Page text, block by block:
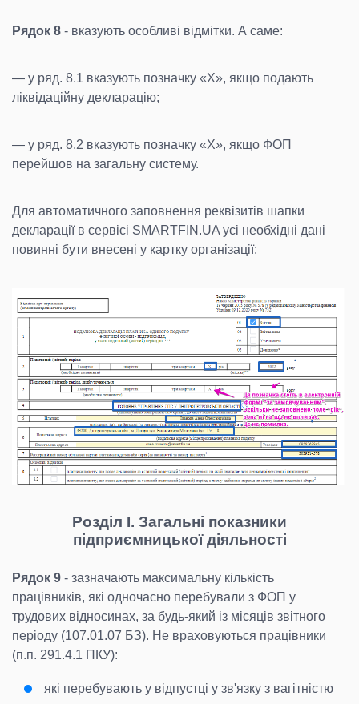
Рядок 8 - вказують особливі відмітки. А саме:
— у ряд. 8.1 вказують позначку «Х», якщо подають
ліквідаційну декларацію;
— у ряд. 8.2 вказують позначку «Х», якщо ФОП
перейшов на загальну систему.
Для автоматичного заповнення реквізитів шапки
декларації в сервісі SMARTFIN.UA усі необхідні дані
повинні бути внесені у картку організації:
Розділ І. Загальні показники
підприємницької діяльності
Рядок 9 - зазначають максимальну кількість
працівників, які одночасно перебували з ФОП у
трудових відносинах, за будь-який із місяців звітного
періоду (107.01.07 БЗ). Не враховуються працівники
(п.п. 291.4.1 ПКУ):
які перебувають у відпустці у зв'язку з вагітністю